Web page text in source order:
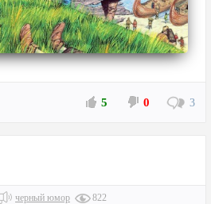
5 0 3
черный юмор 822